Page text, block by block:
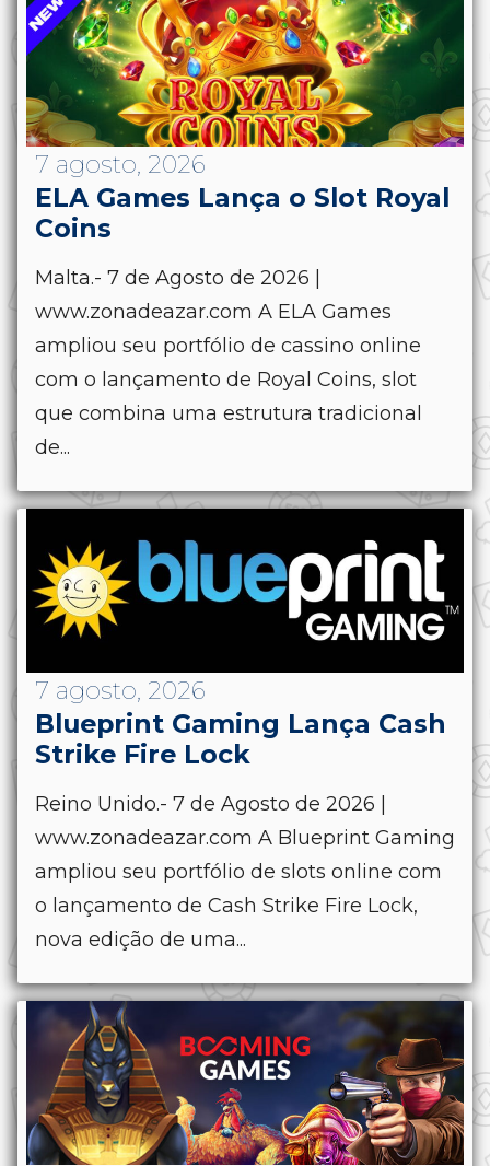
7 agosto, 2026
ELA Games Lança o Slot Royal
Coins
Malta.- 7 de Agosto de 2026 |
www.zonadeazar.com A ELA Games
ampliou seu portfólio de cassino online
com o lançamento de Royal Coins, slot
que combina uma estrutura tradicional
de...
7 agosto, 2026
Blueprint Gaming Lança Cash
Strike Fire Lock
Reino Unido.- 7 de Agosto de 2026 |
www.zonadeazar.com A Blueprint Gaming
ampliou seu portfólio de slots online com
o lançamento de Cash Strike Fire Lock,
nova edição de uma...